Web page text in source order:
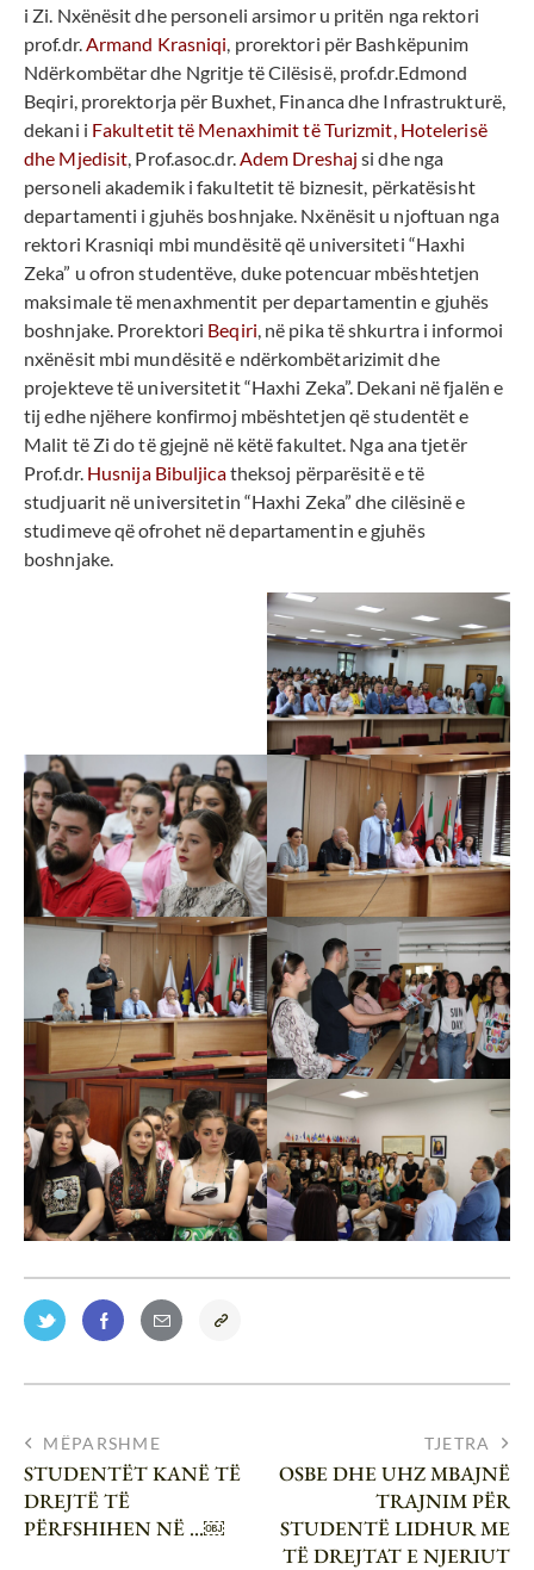
i Zi. Nxënësit dhe personeli arsimor u pritën nga rektori
prof.dr.Armand Krasniqi, prorektori për Bashkëpunim
Ndërkombëtar dhe Ngritje të Cilësisë, prof.dr.Edmond
Beqiri, prorektorja për Buxhet, Financa dhe Infrastrukturë,
dekani i Fakultetit të Menaxhimit të Turizmit, Hotelerisë
dhe Mjedisit, Prof.asoc.dr.Adem Dreshaj si dhe nga
personeli akademik i fakultetit të biznesit, përkatësisht
departamenti i gjuhës boshnjake. Nxënësit u njoftuan nga
rektori Krasniqi mbi mundësitë që universiteti “Haxhi
Zeka” u ofron studentëve, duke potencuar mbështetjen
maksimale të menaxhmentit per departamentin e gjuhës
boshnjake. Prorektori Beqiri, në pika të shkurtra i informoi
nxënësit mbi mundësitë e ndërkombëtarizimit dhe
projekteve të universitetit “Haxhi Zeka”. Dekani në fjalën e
tij edhe njëhere konfirmoj mbështetjen që studentët e
Malit të Zi do të gjejnë në këtë fakultet. Nga ana tjetër
Prof.dr. Husnija Bibuljicatheksoj përparësitë e të
studjuarit në universitetin “Haxhi Zeka” dhe cilësinë e
studimeve që ofrohet në departamentin e gjuhës
boshnjake.
MËPARSHME
STUDENTËT KANË TË
DREJTË TË
PËRFSHIHEN NË …￼
TJETRA
OSBE DHE UHZ MBAJNË
TRAJNIM PËR
STUDENTË LIDHUR ME
TË DREJTAT E NJERIUT